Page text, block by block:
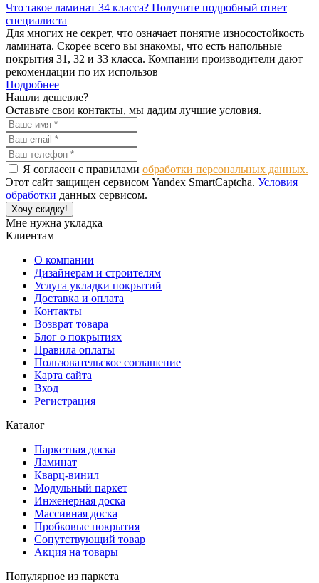
Что такое ламинат 34 класса? Получите подробный ответ
специалиста
Для многих не секрет, что означает понятие износостойкость
ламината. Скорее всего вы знакомы, что есть напольные
покрытия 31, 32 и 33 класса. Компании производители дают
рекомендации по их использов
Подробнее
Нашли дешевле?
Оставьте свои контакты, мы дадим лучшие условия.
Я согласен с правилами обработки персональных данных.
Этот сайт защищен сервисом Yandex SmartCaptcha. Условия
обработки данных сервисом.
Хочу скидку!
Мне нужна укладка
Клиентам
О компании
Дизайнерам и строителям
Услуга укладки покрытий
Доставка и оплата
Контакты
Возврат товара
Блог о покрытиях
Правила оплаты
Пользовательское соглашение
Карта сайта
Вход
Регистрация
Каталог
Паркетная доска
Ламинат
Кварц-винил
Модульный паркет
Инженерная доска
Массивная доска
Пробковые покрытия
Сопутствующий товар
Акция на товары
Популярное из паркета